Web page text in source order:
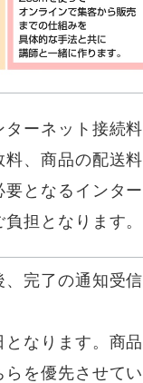
ーネット接続料
、商品の配送料
となるインター
担となります。
完了の通知受信
なります。商品
を優先させてい